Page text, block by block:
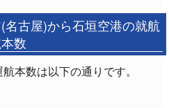
古屋)から石垣空港の就航
数
本数は以下の通りです。